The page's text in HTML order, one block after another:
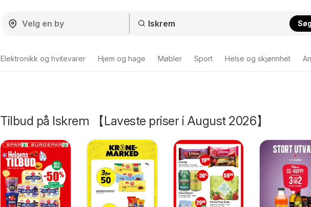
Søg
Elektronikk og hvitevarer Hjem og hage Møbler Sport Helse og skjønnhet
Tilbud på Iskrem 【Laveste priser i August 2026】